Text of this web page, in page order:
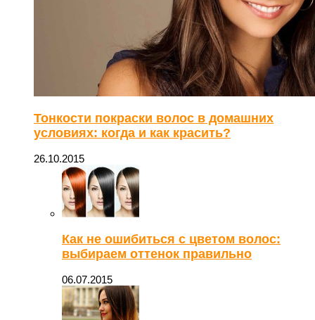
Тонкости покраски волос в домашних
условиях: когда и как красить?
26.10.2015
Как не ошибиться с цветом волос:
выбираем оттенок правильно
06.07.2015